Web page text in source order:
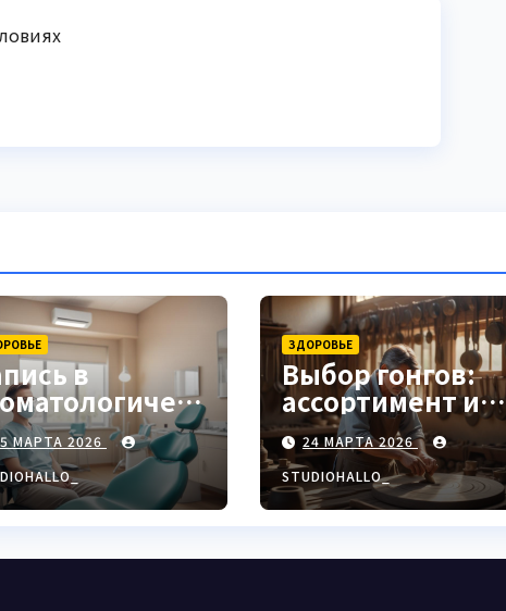
в
клинику
МАРТА 2026
ЗДОРОВЬЕ
Выбор гонгов:
ассортимент и
характеристики
24 МАРТА 2026
STUDIOHALLO_